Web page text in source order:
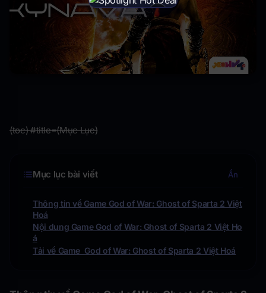
(toc) #title=(Mục Lục)
Mục lục bài viết Ẩn
Thông tin về Game God of War: Ghost of Sparta 2 Việt
Hoá
Nội dung Game God of War: Ghost of Sparta 2 Việt Ho
á
Tải về Game God of War: Ghost of Sparta 2 Việt Hoá
×